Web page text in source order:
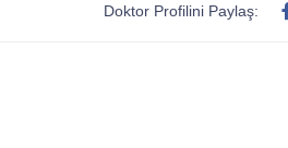
Doktor Profilini Paylaş: